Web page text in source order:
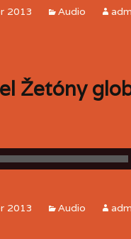
2013 Audio
Žetóny
2013 Audio